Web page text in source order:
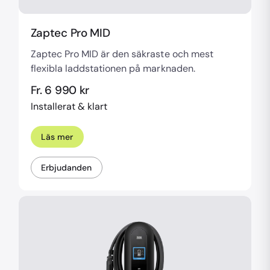
Zaptec Pro MID
Zaptec Pro MID är den säkraste och mest
flexibla laddstationen på marknaden.
Fr. 6 990 kr
Installerat & klart
Läs mer
Erbjudanden